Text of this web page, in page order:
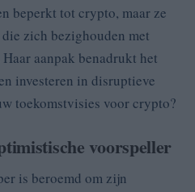
beperkt tot crypto, maar ze
zich bezighouden met
aanpak benadrukt het
investeren in disruptieve
toekomstvisies voor crypto?
voorspeller
is beroemd om zijn